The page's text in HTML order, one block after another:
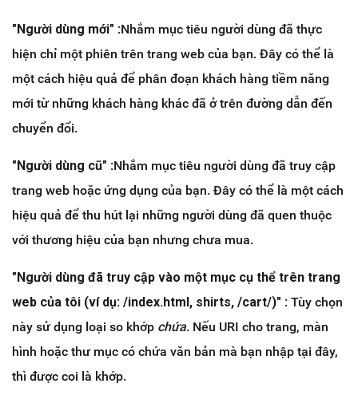
"Người dùng mới" :Nhắm mục tiêu người dùng đã thực
hiện chỉ một phiên trên trang web của bạn. Đây có thể là
một cách hiệu quả để phân đoạn khách hàng tiềm năng
mới từ những khách hàng khác đã ở trên đường dẫn đến
chuyển đổi.
"Người dùng cũ" :Nhắm mục tiêu người dùng đã truy cập
trang web hoặc ứng dụng của bạn. Đây có thể là một cách
hiệu quả để thu hút lại những người dùng đã quen thuộc
với thương hiệu của bạn nhưng chưa mua.
"Người dùng đã truy cập vào một mục cụ thể trên trang
web của tôi (ví dụ: /index.html, shirts, /cart/)" : Tùy chọn
này sử dụng loại so khớp chứa. Nếu URI cho trang, màn
hình hoặc thư mục có chứa văn bản mà bạn nhập tại đây,
thì được coi là khớp.